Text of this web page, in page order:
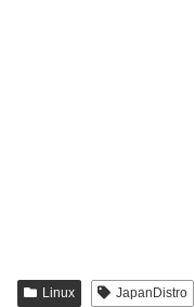
Linux JapanDistro